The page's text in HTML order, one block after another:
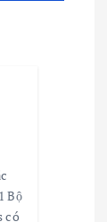
Bộ
có